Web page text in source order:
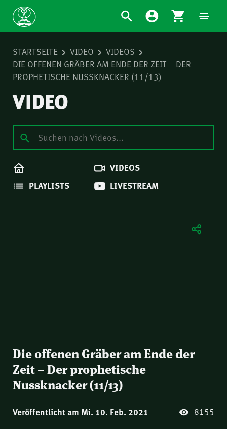
STARTSEITE VIDEO
VIDEOS
DIE OFFENEN GRÄBER AM ENDE DER ZEIT – DER
PROPHETISCHE NUSSKNACKER (11/13)
VIDEO
VIDEOS
PLAYLISTS
LIVESTREAM
Die offenen Gräber am Ende der
Zeit – Der prophetische
Nussknacker (11/13)
Veröffentlicht am Mi. 10. Feb. 2021 8155